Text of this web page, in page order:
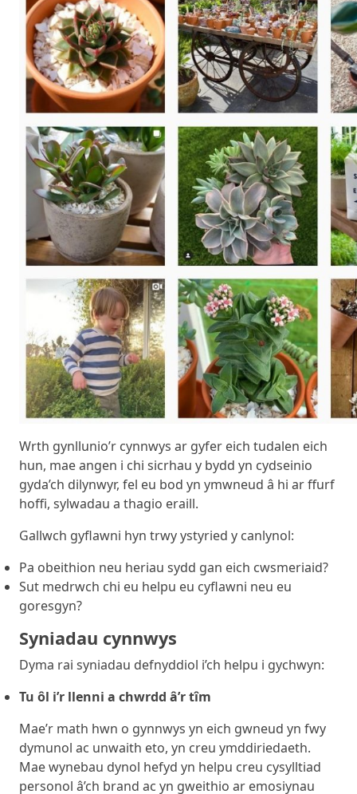
Wrth gynllunio’r cynnwys ar gyfer eich tudalen eich
hun, mae angen i chi sicrhau y bydd yn cydseinio
gyda’ch dilynwyr, fel eu bod yn ymwneud â hi ar ffurf
hoffi, sylwadau a thagio eraill.
Gallwch gyflawni hyn trwy ystyried y canlynol:
Pa obeithion neu heriau sydd gan eich cwsmeriaid?
Sut medrwch chi eu helpu eu cyflawni neu eu
goresgyn?
Syniadau cynnwys
Dyma rai syniadau defnyddiol i’ch helpu i gychwyn:
Tu ôl i’r llenni a chwrdd â’r tîm
Mae’r math hwn o gynnwys yn eich gwneud yn fwy
dymunol ac unwaith eto, yn creu ymddiriedaeth.
Mae wynebau dynol hefyd yn helpu creu cysylltiad
personol â’ch brand ac yn gweithio ar emosiynau